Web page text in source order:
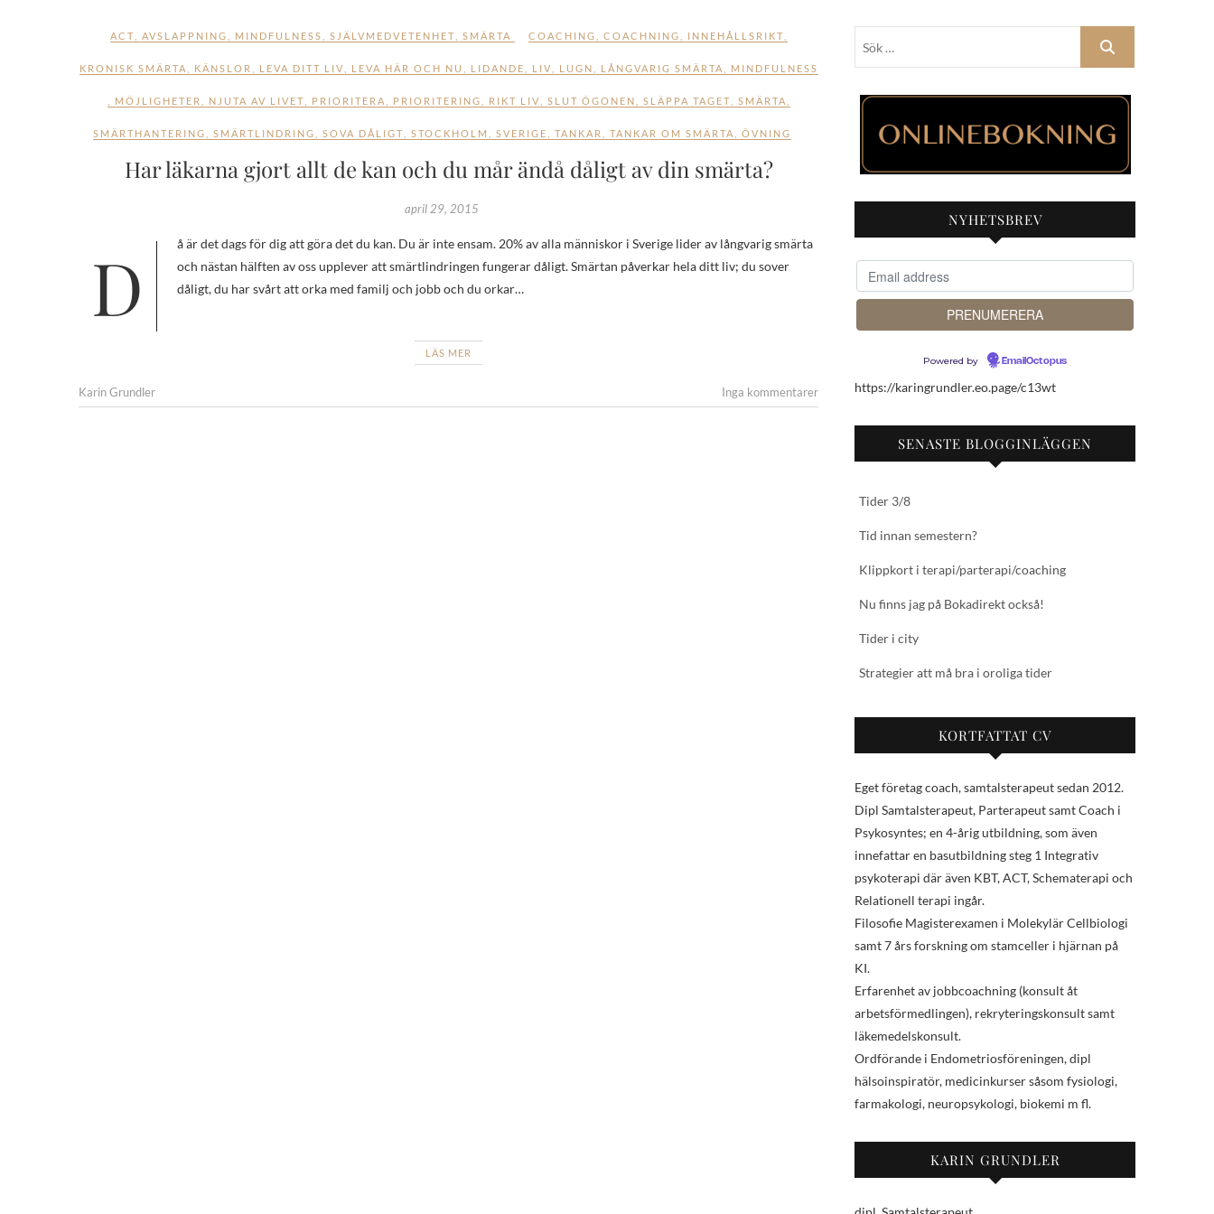
ACT AVSLAPPNING MINDFULNESS SJÄLVMEDVETENHET SMÄRTA COACHING COACHNING INNEHÅLLSRIKT
KRONISK SMÄRTA KÄNSLOR LEVA DITT LIV LEVA HÄR OCH NU LIDANDE LIV LUGN LÅNGVARIG SMÄRTA MINDFULNESS
MÖJLIGHETER NJUTA AV LIVET PRIORITERA PRIORITERING RIKT LIV SLUT ÖGONEN SLÄPPA TAGET SMÄRTA
SMÄRTHANTERING SMÄRTLINDRING SOVA DÅLIGT STOCKHOLM SVERIGE TANKAR TANKAR OM SMÄRTA ÖVNING
Har läkarna gjort allt de kan och du mår ändå dåligt av din smärta?
april 29, 2015
Då är det dags för dig att göra det du kan. Du är inte ensam. 20% av alla människor i Sverige lider av långvarig smärta
och nästan hälften av oss upplever att smärtlindringen fungerar dåligt. Smärtan påverkar hela ditt liv; du sover
dåligt, du har svårt att orka med familj och jobb och du orkar…
LÄS MER
Karin Grundler Inga kommentarer
NYHETSBREV
Powered by EmailOctopus
https://karingrundler.eo.page/c13wt
SENASTE BLOGGINLÄGGEN
Tider 3/8
Tid innan semestern?
Klippkort i terapi/parterapi/coaching
Nu finns jag på Bokadirekt också!
Tider i city
Strategier att må bra i oroliga tider
KORTFATTAT CV
Eget företag coach, samtalsterapeut sedan 2012.
Dipl Samtalsterapeut, Parterapeut samt Coach i
Psykosyntes; en 4-årig utbildning, som även
innefattar en basutbildning steg 1 Integrativ
psykoterapi där även KBT, ACT, Schematerapi och
Relationell terapi ingår.
Filosofie Magisterexamen i Molekylär Cellbiologi
samt 7 års forskning om stamceller i hjärnan på
KI.
Erfarenhet av jobbcoachning (konsult åt
arbetsförmedlingen), rekryteringskonsult samt
läkemedelskonsult.
Ordförande i Endometriosföreningen, dipl
hälsoinspiratör, medicinkurser såsom fysiologi,
farmakologi, neuropsykologi, biokemi m fl.
KARIN GRUNDLER